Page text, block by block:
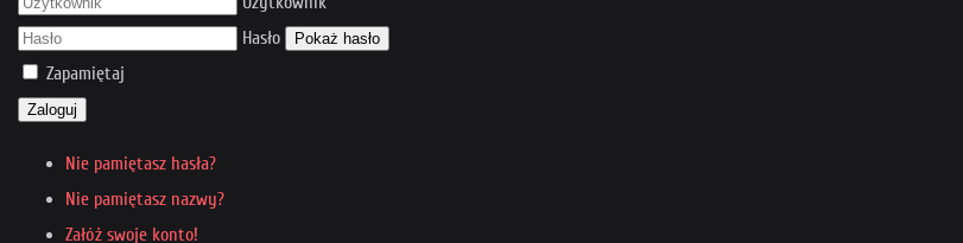
Hasło
Pokaż hasło
Zapamiętaj
Zaloguj
Nie pamiętasz hasła?
Nie pamiętasz nazwy?
Załóż swoje konto!